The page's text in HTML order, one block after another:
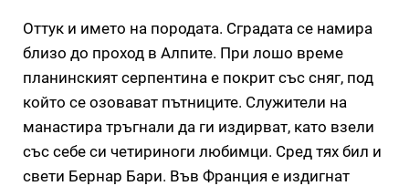
Оттук и името на породата. Сградата се намира
близо до проход в Алпите. При лошо време
планинският серпентина е покрит със сняг, под
който се озовават пътниците. Служители на
манастира тръгнали да ги издирват, като взели
със себе си четириноги любимци. Сред тях бил и
свети Бернар Бари. Във Франция е издигнат